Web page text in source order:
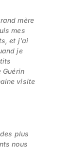
mère
mes
et j'ai
je
visite
plus
nous